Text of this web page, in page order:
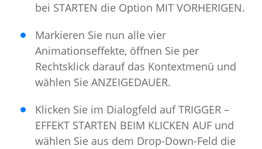
bei STARTEN die Option MIT VORHERIGEN.
Markieren Sie nun alle vier
Animationseffekte, öffnen Sie per
Rechtsklick darauf das Kontextmenü und
wählen Sie ANZEIGEDAUER.
Klicken Sie im Dialogfeld auf TRIGGER –
EFFEKT STARTEN BEIM KLICKEN AUF und
wählen Sie aus dem Drop-Down-Feld die